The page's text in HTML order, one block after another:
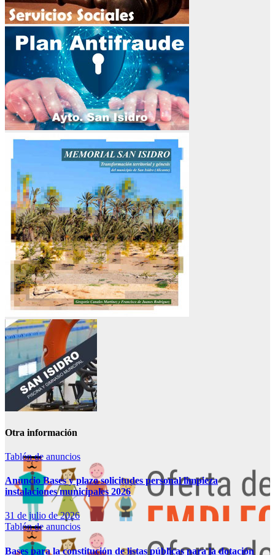
Otra información
Tablón de anuncios
Anuncio Bases y plazo solicitudes personal limpieza
instalaciones municipales 2026
31 de julio de 2026
Tablón de anuncios
Bases para la constitución de listas públicas para la dotación